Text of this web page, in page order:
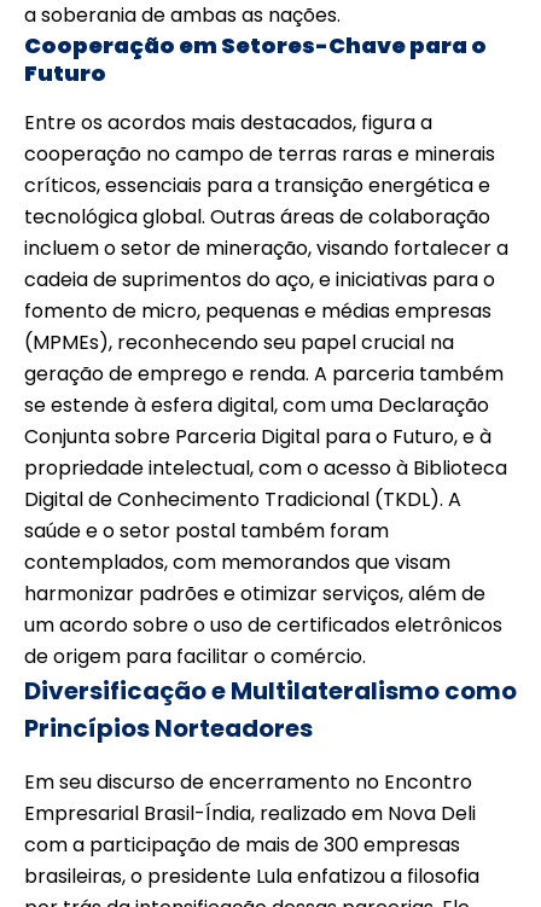
a soberania de ambas as nações.
Cooperação em Setores-Chave para o
Futuro
Entre os acordos mais destacados, figura a
cooperação no campo de terras raras e minerais
críticos, essenciais para a transição energética e
tecnológica global. Outras áreas de colaboração
incluem o setor de mineração, visando fortalecer a
cadeia de suprimentos do aço, e iniciativas para o
fomento de micro, pequenas e médias empresas
(MPMEs), reconhecendo seu papel crucial na
geração de emprego e renda. A parceria também
se estende à esfera digital, com uma Declaração
Conjunta sobre Parceria Digital para o Futuro, e à
propriedade intelectual, com o acesso à Biblioteca
Digital de Conhecimento Tradicional (TKDL). A
saúde e o setor postal também foram
contemplados, com memorandos que visam
harmonizar padrões e otimizar serviços, além de
um acordo sobre o uso de certificados eletrônicos
de origem para facilitar o comércio.
Diversificação e Multilateralismo como
Princípios Norteadores
Em seu discurso de encerramento no Encontro
Empresarial Brasil-Índia, realizado em Nova Deli
com a participação de mais de 300 empresas
brasileiras, o presidente Lula enfatizou a filosofia